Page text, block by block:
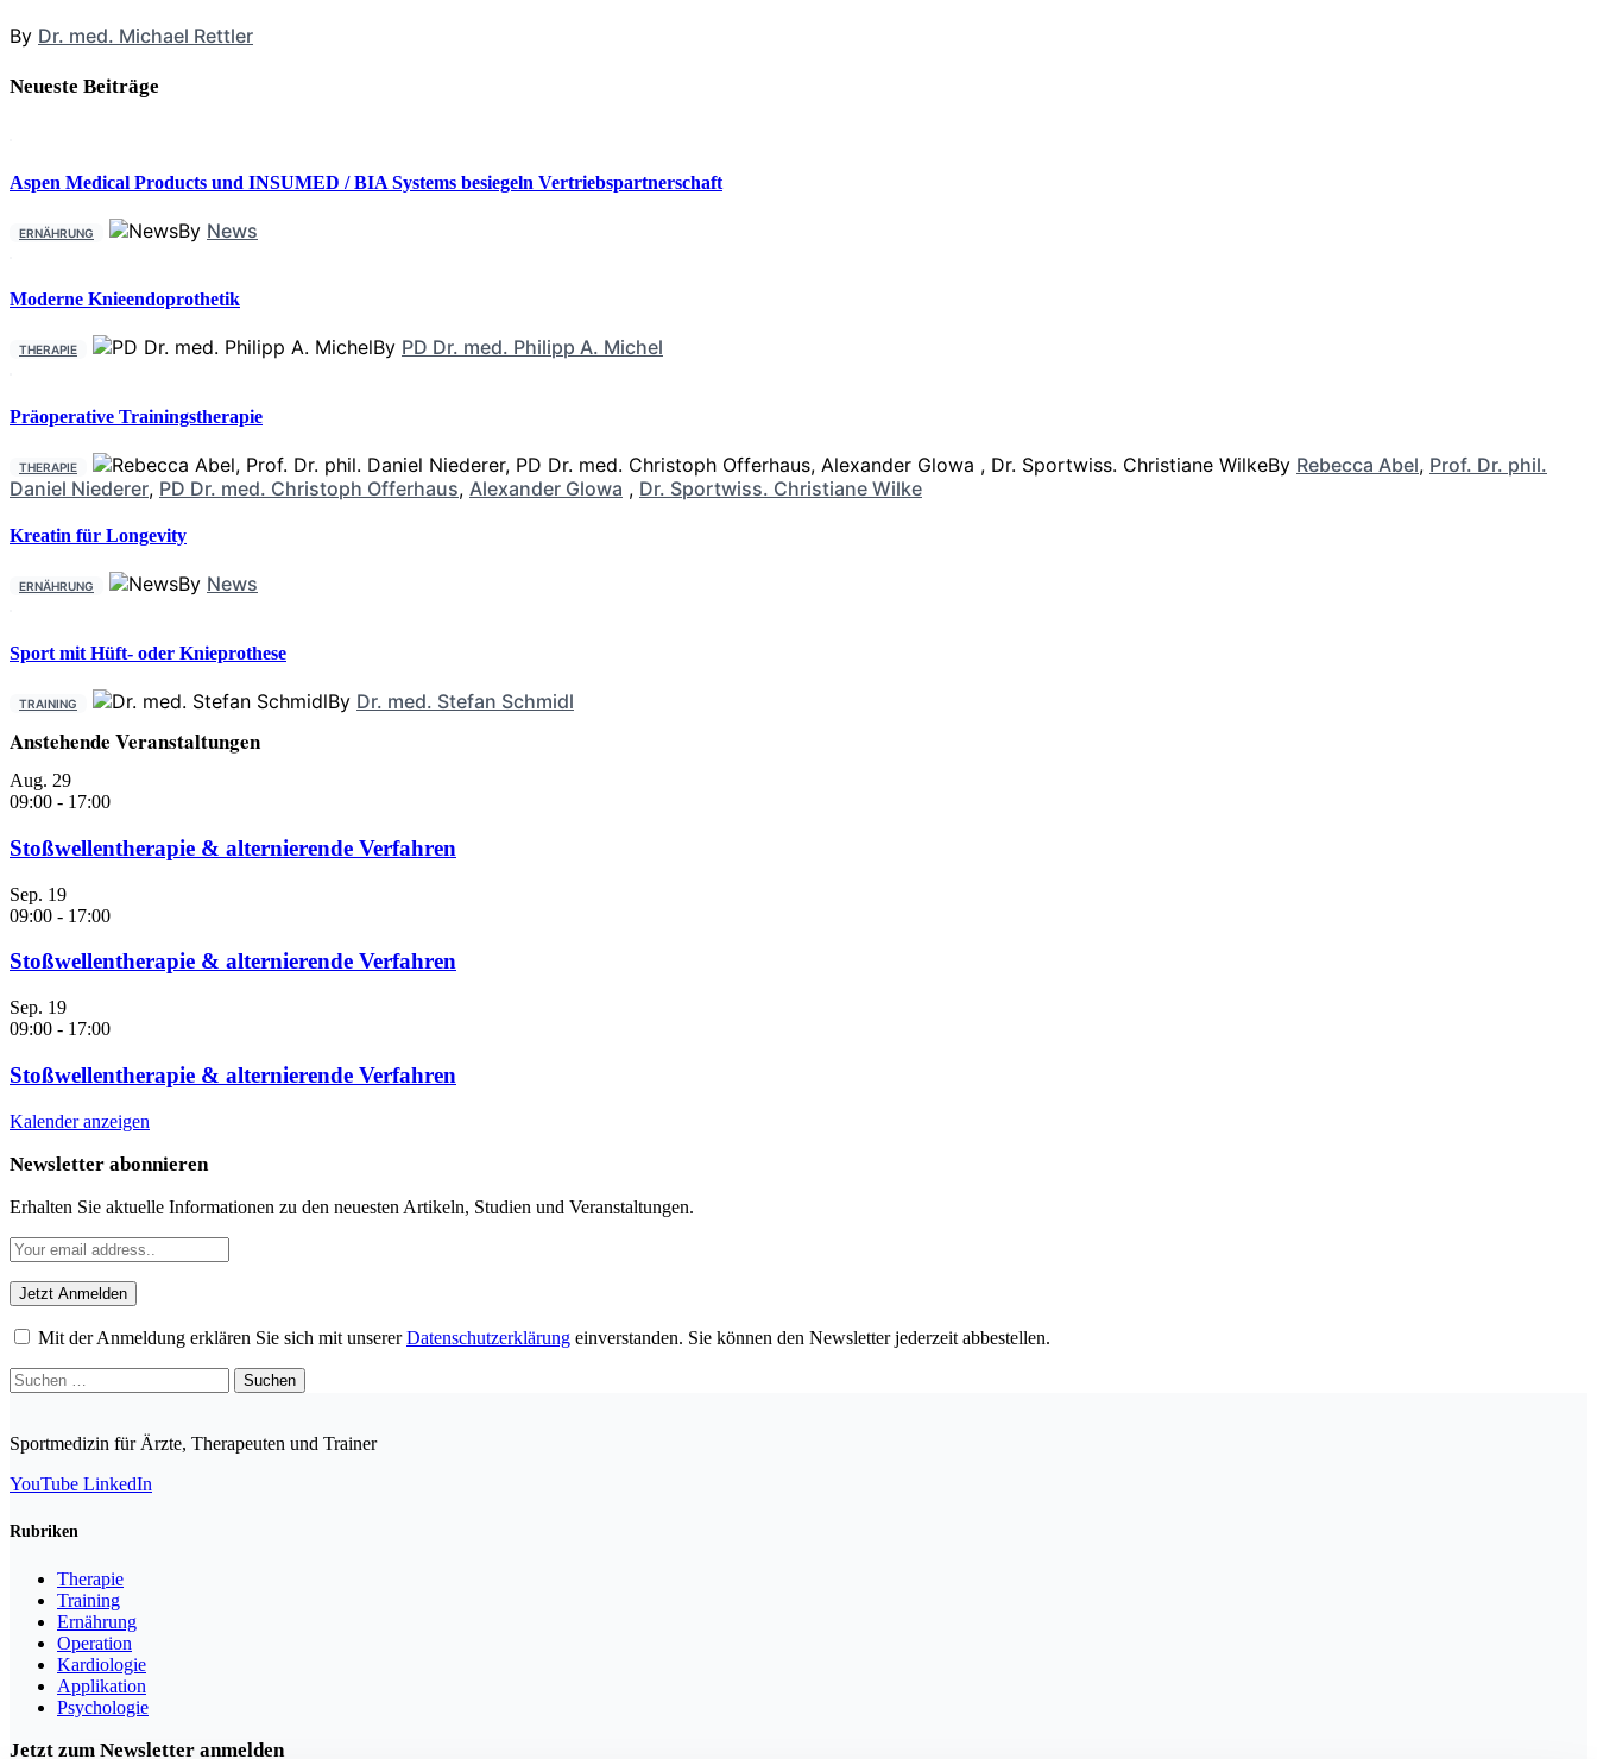
By Dr. med. Michael Rettler
Neueste Beiträge
Aspen Medical Products und INSUMED / BIA Systems besiegeln Vertriebspartnerschaft
ERNÄHRUNG By News
Moderne Knieendoprothetik
THERAPIE By PD Dr. med. Philipp A. Michel
Präoperative Trainingstherapie
THERAPIE By Rebecca Abel, Prof. Dr. phil.
Daniel Niederer, PD Dr. med. Christoph Offerhaus, Alexander Glowa , Dr. Sportwiss. Christiane Wilke
Kreatin für Longevity
ERNÄHRUNG By News
Sport mit Hüft- oder Knieprothese
TRAINING By Dr. med. Stefan Schmidl
Anstehende Veranstaltungen
Aug. 29
09:00 - 17:00
Stoßwellentherapie & alternierende Verfahren
Sep. 19
09:00 - 17:00
Stoßwellentherapie & alternierende Verfahren
Sep. 19
09:00 - 17:00
Stoßwellentherapie & alternierende Verfahren
Kalender anzeigen
Newsletter abonnieren
Erhalten Sie aktuelle Informationen zu den neuesten Artikeln, Studien und Veranstaltungen.
Mit der Anmeldung erklären Sie sich mit unsererDatenschutzerklärung einverstanden. Sie können den Newsletter jederzeit abbestellen.
Suchen
nach:
Sportmedizin für Ärzte, Therapeuten und Trainer
YouTube LinkedIn
Rubriken
Therapie
Training
Ernährung
Operation
Kardiologie
Applikation
Psychologie
Jetzt zum Newsletter anmelden